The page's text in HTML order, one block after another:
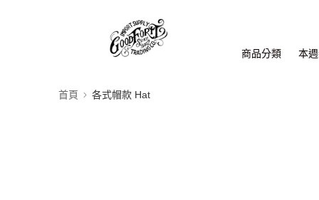
商品分類 本
首頁 各式帽款 Hat